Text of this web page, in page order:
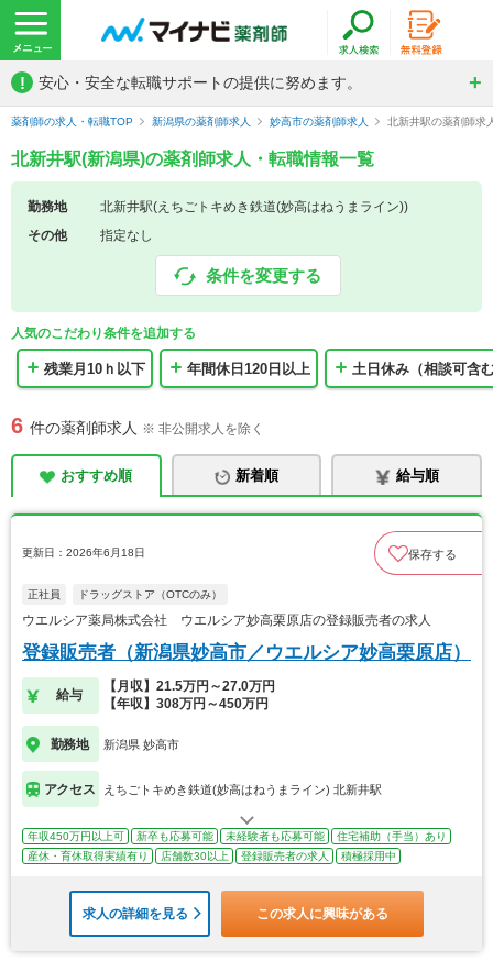
! 安心・安全な転職サポートの提供に努めます。
薬剤師の求人・転職TOP 新潟県の薬剤師求人 妙高市の薬剤師求人 北新井駅の薬剤師求
北新井駅(新潟県)の薬剤師求人・転職情報一覧
勤務地
北新井駅(えちごトキめき鉄道(妙高はねうまライン))
その他
指定なし
条件を変更する
人気のこだわり条件を追加する
残業月10ｈ以下 年間休日120日以上 土日休み（相談可含
6 件の薬剤師求人 ※ 非公開求人を除く
おすすめ順 新着順 給与順
更新日：2026年6月18日 保存する
正社員 ドラッグストア（OTCのみ）
ウエルシア薬局株式会社 ウエルシア妙高栗原店の登録販売者の求人
登録販売者（新潟県妙高市／ウエルシア妙高栗原店）
給与
【月収】21.5万円～27.0万円
【年収】308万円～450万円
勤務地 新潟県 妙高市
アクセス えちごトキめき鉄道(妙高はねうまライン) 北新井駅
年収450万円以上可 新卒も応募可能 未経験者も応募可能
住宅補助（手当）あり
産休・育休取得実績有り
店舗数30以上 登録販売者の求人 積極採用中
求人の詳細を見る この求人に興味がある